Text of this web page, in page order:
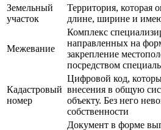
Земельный
участок
Территория, которая
длине, ширине и
Межевание
Комплекс
направленных на
закрепление
посредством
Кадастровый
номер
Цифровой код,
внесения в общую
объекту. Без него
собственности
Документ в форме